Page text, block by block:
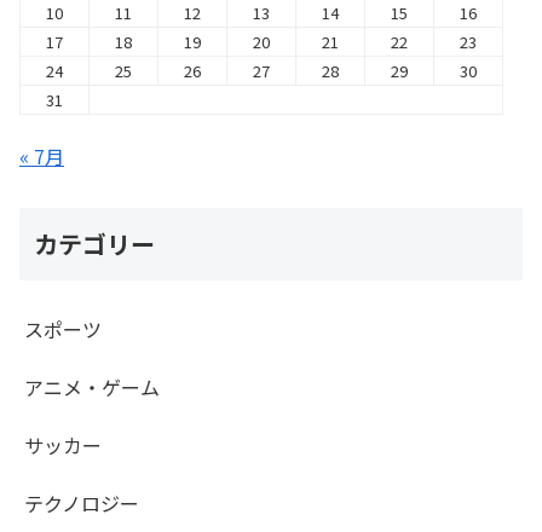
10
11 12 13 14 15
16
17
18 19 20 21 22
23
24
25 26 27 28 29
30
31
« 7月
カテゴリー
スポーツ
アニメ・ゲーム
サッカー
テクノロジー